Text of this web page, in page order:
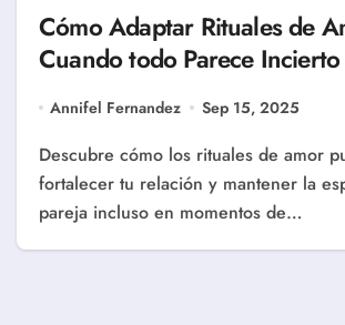
Cómo Adaptar Rituales de
Cuando todo Parece Incierto
Annifel Fernandez Sep 15, 2025
Descubre cómo los rituales de amor pueden
fortalecer tu relación y mantener la
pareja incluso en momentos de…